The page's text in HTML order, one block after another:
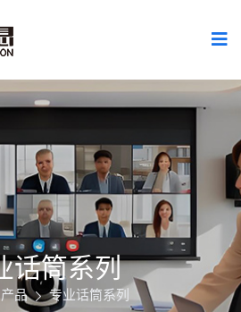
话筒系列
产品 专业话筒系列